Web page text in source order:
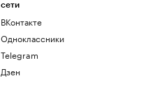
сети
ВКонтакте
Одноклассники
Telegram
Дзен